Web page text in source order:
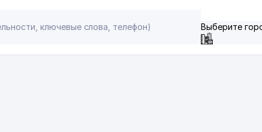
Выберите